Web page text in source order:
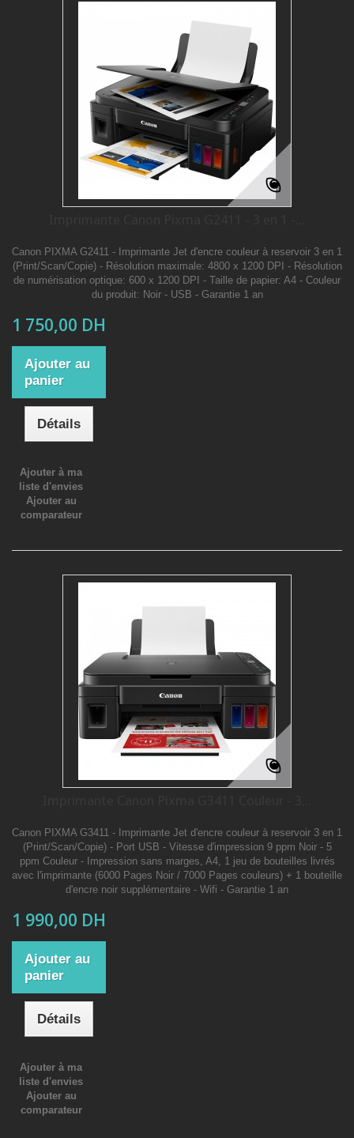
Canon PIXMA G2411 - Imprimante Jet d'encre couleur à reservoir 3 en 1
(Print/Scan/Copie) - Résolution maximale: 4800 x 1200 DPI - Résolution
de numérisation optique: 600 x 1200 DPI - Taille de papier: A4 - Couleur
du produit: Noir - USB - Garantie 1 an
1 750,00 DH
Ajouter au
panier
Détails
Ajouter à ma
liste d'envies
Ajouter au
comparateur
Canon PIXMA G3411 - Imprimante Jet d'encre couleur à reservoir 3 en 1
(Print/Scan/Copie) - Port USB - Vitesse d'impression 9 ppm Noir - 5
ppm Couleur - Impression sans marges, A4, 1 jeu de bouteilles livrés
avec l'imprimante (6000 Pages Noir / 7000 Pages couleurs) + 1 bouteille
d'encre noir supplémentaire - Wifi - Garantie 1 an
1 990,00 DH
Ajouter au
panier
Détails
Ajouter à ma
liste d'envies
Ajouter au
comparateur